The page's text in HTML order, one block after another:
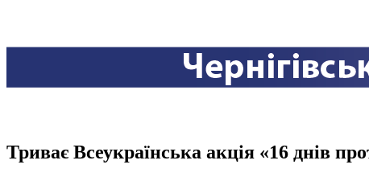
Триває Всеукраїнська акція «16 днів